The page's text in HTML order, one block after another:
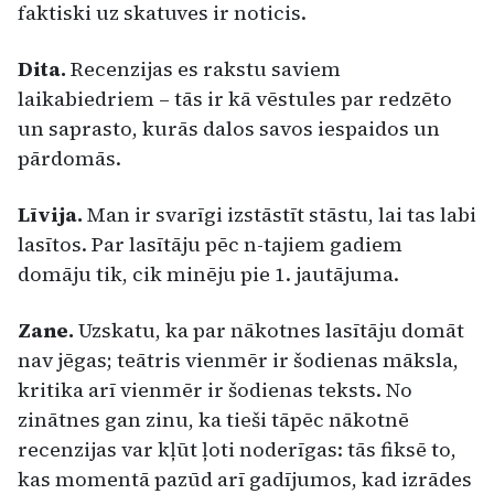
faktiski uz skatuves ir noticis.
Dita. Recenzijas es rakstu saviem
laikabiedriem – tās ir kā vēstules par redzēto
un saprasto, kurās dalos savos iespaidos un
pārdomās.
Līvija. Man ir svarīgi izstāstīt stāstu, lai tas labi
lasītos. Par lasītāju pēc n-tajiem gadiem
domāju tik, cik minēju pie 1. jautājuma.
Zane. Uzskatu, ka par nākotnes lasītāju domāt
nav jēgas; teātris vienmēr ir šodienas māksla,
kritika arī vienmēr ir šodienas teksts. No
zinātnes gan zinu, ka tieši tāpēc nākotnē
recenzijas var kļūt ļoti noderīgas: tās fiksē to,
kas momentā pazūd arī gadījumos, kad izrādes